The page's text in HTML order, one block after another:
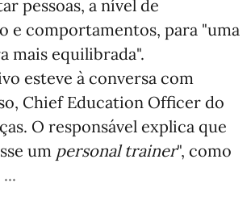
pessoas, a nível de
e comportamentos, para "uma
mais equilibrada".
esteve à conversa com
Chief Education Officer do
O responsável explica que
um personal trainer", como